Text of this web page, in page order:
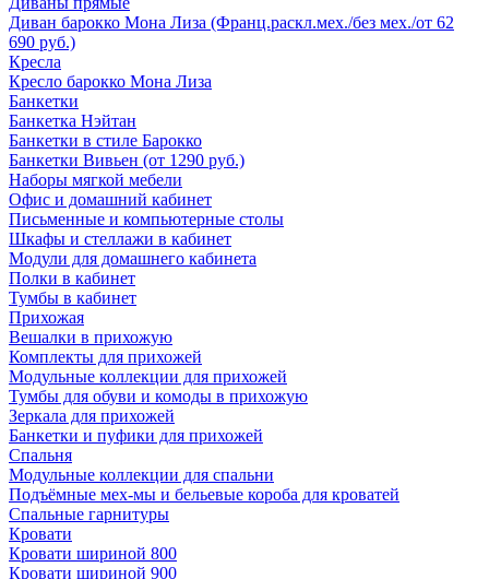
Диван барокко Мона Лиза (Франц.раскл.мех./без мех./от 62
690 руб.)
Кресла
Кресло барокко Мона Лиза
Банкетки
Банкетка Нэйтан
Банкетки в стиле Барокко
Банкетки Вивьен (от 1290 руб.)
Наборы мягкой мебели
Офис и домашний кабинет
Письменные и компьютерные столы
Шкафы и стеллажи в кабинет
Модули для домашнего кабинета
Полки в кабинет
Тумбы в кабинет
Прихожая
Вешалки в прихожую
Комплекты для прихожей
Модульные коллекции для прихожей
Тумбы для обуви и комоды в прихожую
Зеркала для прихожей
Банкетки и пуфики для прихожей
Спальня
Модульные коллекции для спальни
Подъёмные мех-мы и бельевые короба для кроватей
Спальные гарнитуры
Кровати
Кровати шириной 800
Кровати шириной 900